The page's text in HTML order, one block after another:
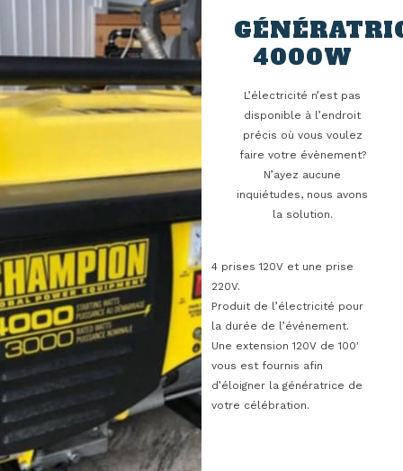
4000W
L’électricité n’est pas
disponible à l’endroit
précis où vous voulez
faire votre évènement?
N’ayez aucune
inquiétudes, nous avons
la solution.
4 prises 120V et une prise
220V.
Produit de l’électricité pour
la durée de l’événement.
Une extension 120V de 100′
vous est fournis afin
d’éloigner la génératrice de
votre célébration.